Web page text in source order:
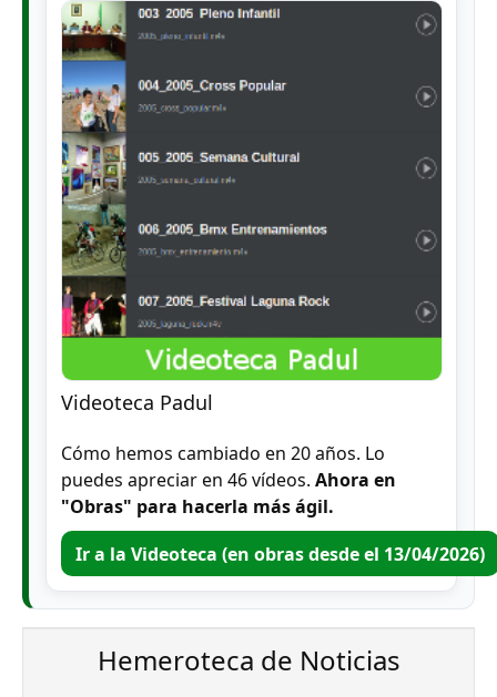
Videoteca Padul
Cómo hemos cambiado en 20 años. Lo
puedes apreciar en 46 vídeos. Ahora en
"Obras" para hacerla más ágil.
Ir a la Videoteca (en obras desde el 13/04/2026)
Hemeroteca de Noticias